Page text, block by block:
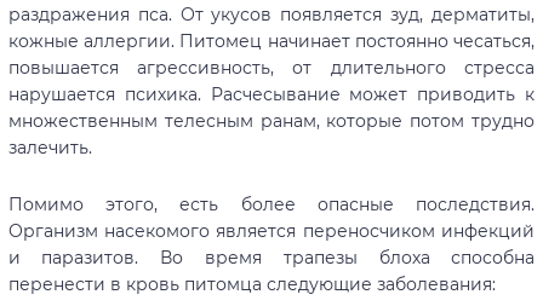
раздражения пса. От укусов появляется зуд, дерматиты,
кожные аллергии. Питомец начинает постоянно чесаться,
повышается агрессивность, от длительного стресса
нарушается психика. Расчесывание может приводить к
множественным телесным ранам, которые потом трудно
залечить.
Помимо этого, есть более опасные последствия.
Организм насекомого является переносчиком инфекций
и паразитов. Во время трапезы блоха способна
перенести в кровь питомца следующие заболевания: